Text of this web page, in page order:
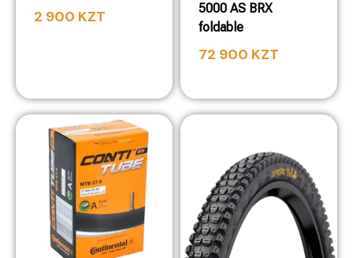
2 900 KZT
5000 AS BRX
foldable
72 900 KZT